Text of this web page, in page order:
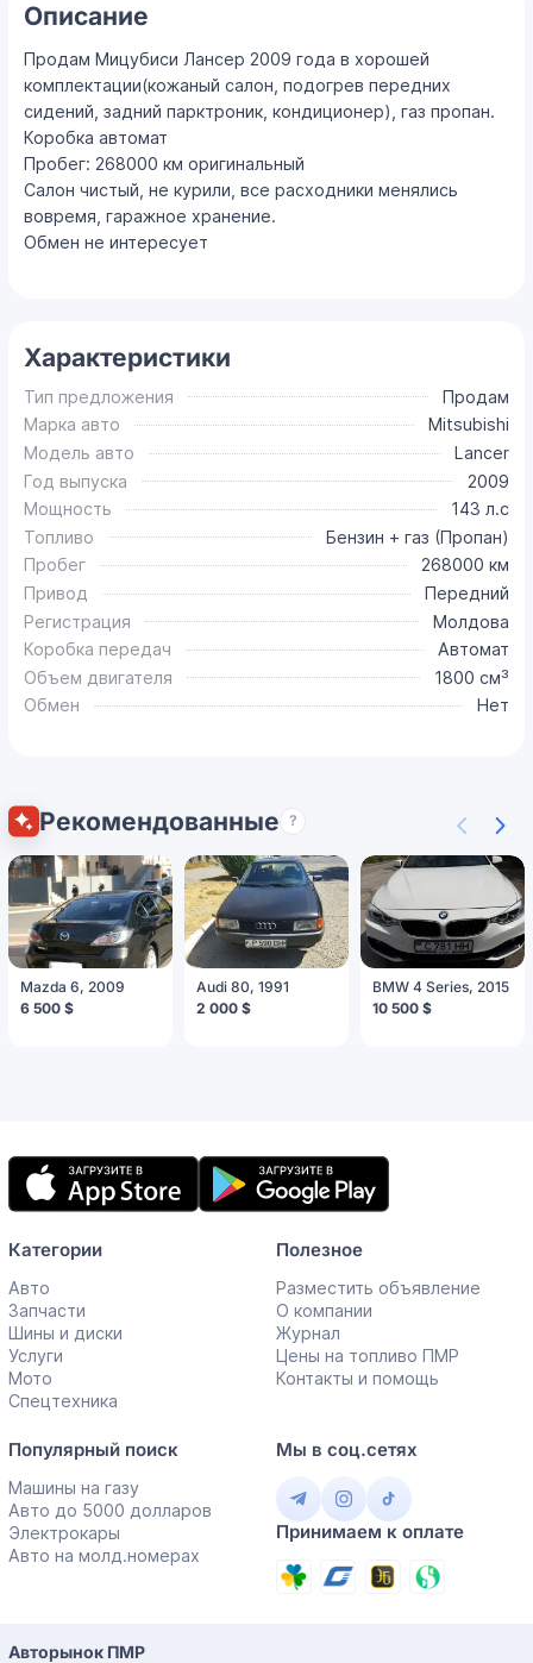
Описание
Продам Мицубиси Лансер 2009 года в хорошей
комплектации(кожаный салон, подогрев передних
сидений, задний парктроник, кондиционер), газ пропан.
Коробка автомат
Пробег: 268000 км оригинальный
Салон чистый, не курили, все расходники менялись
вовремя, гаражное хранение.
Обмен не интересует
Характеристики
Тип предложения
Продам
Марка авто
Mitsubishi
Модель авто
Lancer
Год выпуска
2009
Мощность
143 л.с
Топливо
Бензин + газ (Пропан)
Пробег
268000 км
Привод
Передний
Регистрация
Молдова
Коробка передач
Автомат
Объем двигателя
1800 см³
Обмен
Нет
Рекомендованные ?
Mazda 6, 2009
6 500 $
Audi 80, 1991
2 000 $
BMW 4 Series, 2015
10 500 $
Мобильное
приложение
Категории
Авто
Запчасти
Шины и диски
Услуги
Мото
Спецтехника
Полезное
Разместить объявление
О компании
Журнал
Цены на топливо ПМР
Контакты и помощь
Популярный поиск
Машины на газу
Авто до 5000 долларов
Электрокары
Авто на молд.номерах
Мы в соц.сетях
Принимаем к оплате
Авторынок ПМР